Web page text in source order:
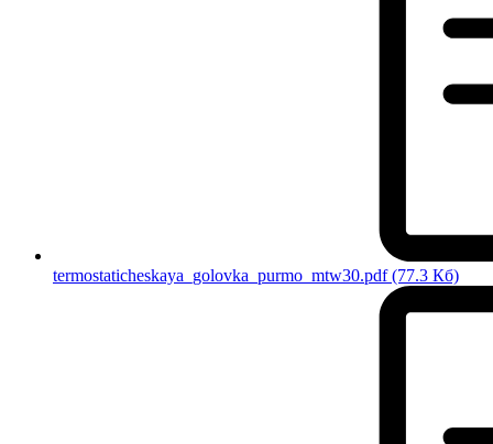
termostaticheskaya_golovka_purmo_mtw30.pdf(77.3 Кб)